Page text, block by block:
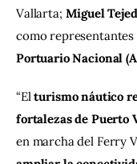
Vallarta; Miguel
como
Portuario Nacional
“El turismo náutico
fortalezas de Puerto
en marcha del Ferry